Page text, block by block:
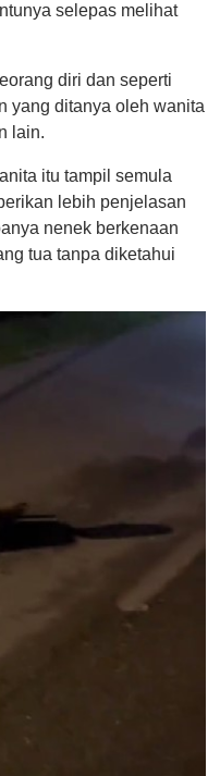
selepas melihat
diri dan seperti
yang ditanya oleh wanita
lain.
itu tampil semula
lebih penjelasan
nenek berkenaan
tua tanpa diketahui